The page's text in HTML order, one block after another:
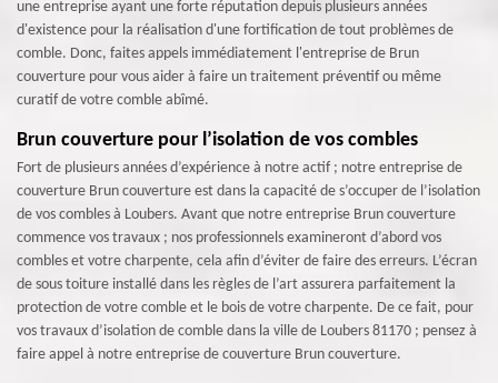
une entreprise ayant une forte réputation depuis plusieurs années
d'existence pour la réalisation d'une fortification de tout problèmes de
comble. Donc, faites appels immédiatement l'entreprise de Brun
couverture pour vous aider à faire un traitement préventif ou même
curatif de votre comble abîmé.
Brun couverture pour l’isolation de vos combles
Fort de plusieurs années d’expérience à notre actif ; notre entreprise de
couverture Brun couverture est dans la capacité de s’occuper de l’isolation
de vos combles à Loubers. Avant que notre entreprise Brun couverture
commence vos travaux ; nos professionnels examineront d’abord vos
combles et votre charpente, cela afin d’éviter de faire des erreurs. L’écran
de sous toiture installé dans les règles de l’art assurera parfaitement la
protection de votre comble et le bois de votre charpente. De ce fait, pour
vos travaux d’isolation de comble dans la ville de Loubers 81170 ; pensez à
faire appel à notre entreprise de couverture Brun couverture.